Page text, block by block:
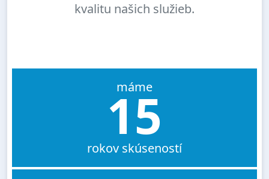
kvalitu našich služieb.
máme
15
rokov skúseností